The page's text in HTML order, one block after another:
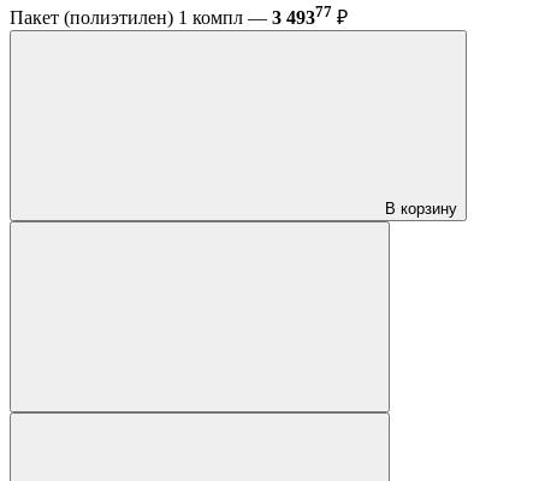
Пакет (полиэтилен) 1 компл — 3 49377 ₽
В корзину